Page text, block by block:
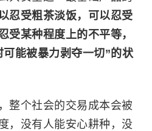
忍受粗茶淡饭，可以忍受
受某种程度上的不平等，
能被暴力剥夺一切”的状
整个社会的交易成本会被
，没有人能安心耕种，没